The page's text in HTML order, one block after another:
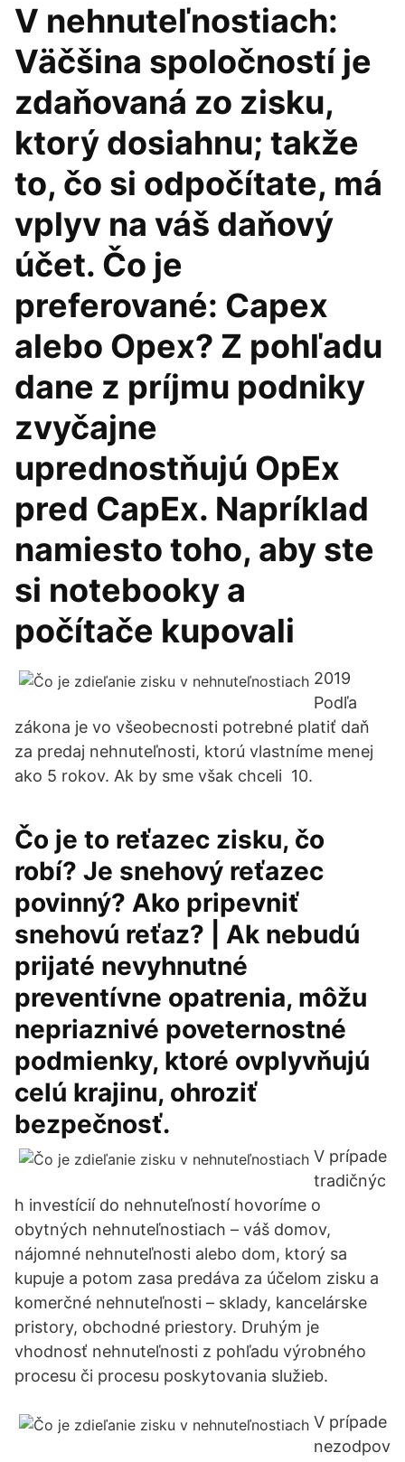
V nehnuteľnostiach:
Väčšina spoločností je
zdaňovaná zo zisku,
ktorý dosiahnu; takže
to, čo si odpočítate, má
vplyv na váš daňový
účet. Čo je
preferované: Capex
alebo Opex? Z pohľadu
dane z príjmu podniky
zvyčajne
uprednostňujú OpEx
pred CapEx. Napríklad
namiesto toho, aby ste
si notebooky a
počítače kupovali
2019
Podľa
zákona je vo všeobecnosti potrebné platiť daň
za predaj nehnuteľnosti, ktorú vlastníme menej
ako 5 rokov. Ak by sme však chceli 10.
Čo je to reťazec zisku, čo
robí? Je snehový reťazec
povinný? Ako pripevniť
snehovú reťaz? | Ak nebudú
prijaté nevyhnutné
preventívne opatrenia, môžu
nepriaznivé poveternostné
podmienky, ktoré ovplyvňujú
celú krajinu, ohroziť
bezpečnosť.
V prípade
tradičnýc
h investícií do nehnuteľností hovoríme o
obytných nehnuteľnostiach – váš domov,
nájomné nehnuteľnosti alebo dom, ktorý sa
kupuje a potom zasa predáva za účelom zisku a
komerčné nehnuteľnosti – sklady, kancelárske
pristory, obchodné priestory. Druhým je
vhodnosť nehnuteľnosti z pohľadu výrobného
procesu či procesu poskytovania služieb.
V prípade
nezodpov